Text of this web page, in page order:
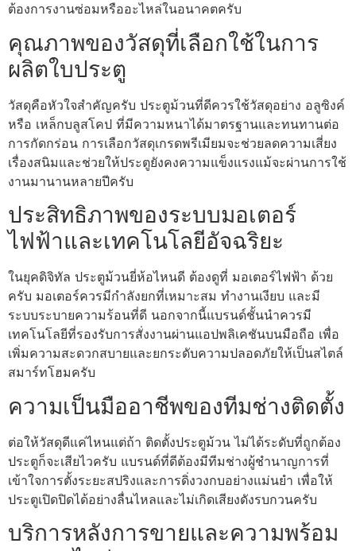
ต้องการงานซ่อมหรืออะไหล่ในอนาคตครับ
คุณภาพของวัสดุที่เลือกใช้ในการ
ผลิตใบประตู
วัสดุคือหัวใจสำคัญครับ ประตูม้วนที่ดีควรใช้วัสดุอย่าง อลูซิงค์
หรือ เหล็กบลูสโคป ที่มีความหนาได้มาตรฐานและทนทานต่อ
การกัดกร่อน การเลือกวัสดุเกรดพรีเมียมจะช่วยลดความเสี่ยง
เรื่องสนิมและช่วยให้ประตูยังคงความแข็งแรงแม้จะผ่านการใช้
งานมานานหลายปีครับ
ประสิทธิภาพของระบบมอเตอร์
ไฟฟ้าและเทคโนโลยีอัจฉริยะ
ในยุคดิจิทัล ประตูม้วนยี่ห้อไหนดี ต้องดูที่ มอเตอร์ไฟฟ้า ด้วย
ครับ มอเตอร์ควรมีกำลังยกที่เหมาะสม ทำงานเงียบ และมี
ระบบระบายความร้อนที่ดี นอกจากนี้แบรนด์ชั้นนำควรมี
เทคโนโลยีที่รองรับการสั่งงานผ่านแอปพลิเคชันบนมือถือ เพื่อ
เพิ่มความสะดวกสบายและยกระดับความปลอดภัยให้เป็นสไตล์
สมาร์ทโฮมครับ
ความเป็นมืออาชีพของทีมช่างติดตั้ง
ต่อให้วัสดุดีแค่ไหนแต่ถ้า ติดตั้งประตูม้วน ไม่ได้ระดับที่ถูกต้อง
ประตูก็จะเสียไวครับ แบรนด์ที่ดีต้องมีทีมช่างผู้ชำนาญการที่
เข้าใจการตั้งระยะสปริงและการดิ่งวงกบอย่างแม่นยำ เพื่อให้
ประตูเปิดปิดได้อย่างลื่นไหลและไม่เกิดเสียงดังรบกวนครับ
บริการหลังการขายและความพร้อม